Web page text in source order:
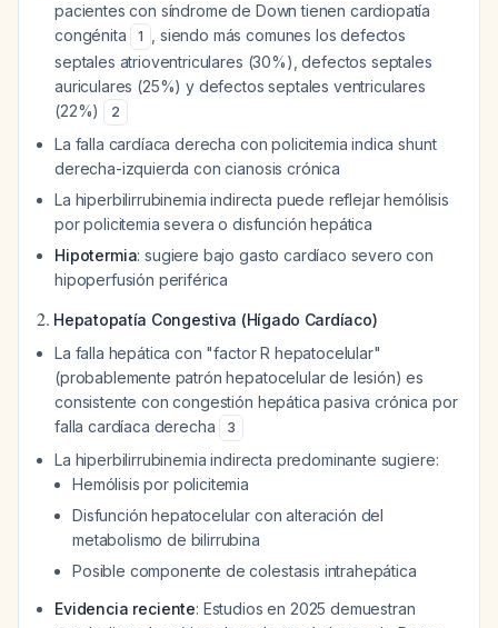
pacientes con síndrome de Down tienen cardiopatía
congénita
1
, siendo más comunes los defectos
septales atrioventriculares (30%), defectos septales
auriculares (25%) y defectos septales ventriculares
(22%)
2
La falla cardíaca derecha con policitemia indica shunt
derecha-izquierda con cianosis crónica
La hiperbilirrubinemia indirecta puede reflejar hemólisis
por policitemia severa o disfunción hepática
Hipotermia: sugiere bajo gasto cardíaco severo con
hipoperfusión periférica
2. Hepatopatía Congestiva (Hígado Cardíaco)
La falla hepática con "factor R hepatocelular"
(probablemente patrón hepatocelular de lesión) es
consistente con congestión hepática pasiva crónica por
falla cardíaca derecha
3
La hiperbilirrubinemia indirecta predominante sugiere:
Hemólisis por policitemia
Disfunción hepatocelular con alteración del
metabolismo de bilirrubina
Posible componente de colestasis intrahepática
Evidencia reciente: Estudios en 2025 demuestran